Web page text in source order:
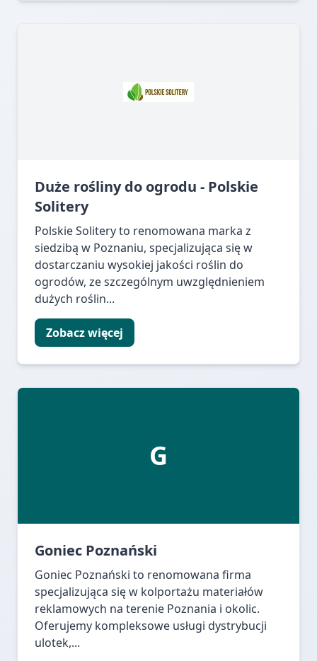
Duże rośliny do ogrodu - Polskie
Solitery
Polskie Solitery to renomowana marka z
siedzibą w Poznaniu, specjalizująca się w
dostarczaniu wysokiej jakości roślin do
ogrodów, ze szczególnym uwzględnieniem
dużych roślin...
Zobacz więcej
G
Goniec Poznański
Goniec Poznański to renomowana firma
specjalizująca się w kolportażu materiałów
reklamowych na terenie Poznania i okolic.
Oferujemy kompleksowe usługi dystrybucji
ulotek,...